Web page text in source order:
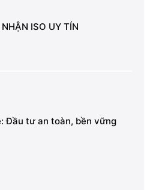
ISO UY TÍN
Đầu tư an toàn, bền vững